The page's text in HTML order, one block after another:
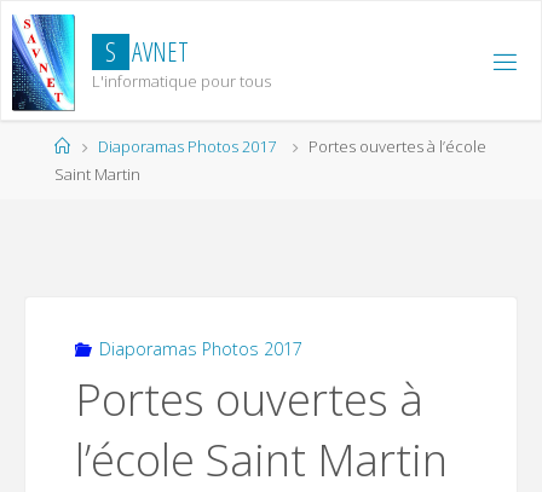
Skip
to
content
S AVNET
L'informatique pour tous
HomeDiaporamas Photos 2017
Portes ouvertes à l’école
Saint Martin
Diaporamas Photos 2017
Portes ouvertes à
l’école Saint Martin